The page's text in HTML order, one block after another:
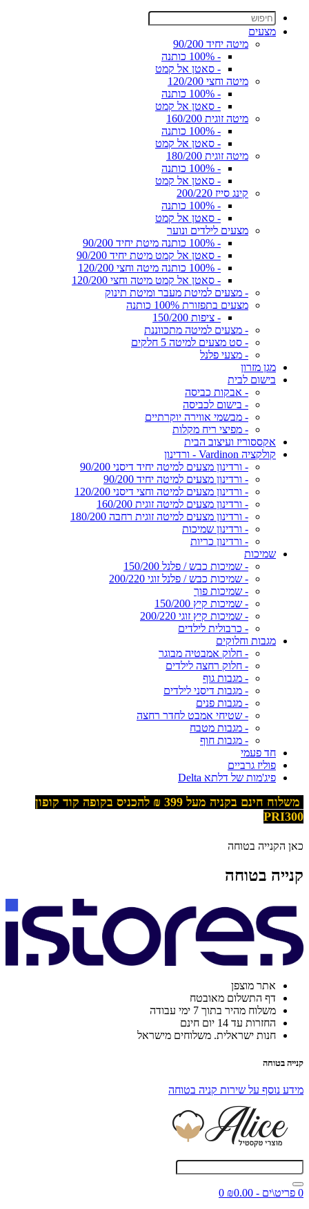
מצעים
מיטה יחיד 90/200
- 100% כותנה
- סאטן אל קמט
מיטה וחצי 120/200
- 100% כותנה
- סאטן אל קמט
מיטה זוגית 160/200
- 100% כותנה
- סאטן אל קמט
מיטה זוגית 180/200
- 100% כותנה
- סאטן אל קמט
קינג סייז 200/220
- 100% כותנה
- סאטן אל קמט
מצעים לילדים ונוער
- 100% כותנה מיטת יחיד 90/200
- סאטן אל קמט מיטת יחיד 90/200
- 100% כותנה מיטה וחצי 120/200
- סאטן אל קמט מיטה וחצי 120/200
- מצעים למיטת מעבר ומיטת תינוק
מצעים בתפזורת 100% כותנה
- ציפות 150/200
- מצעים למיטה מתכווננת
- סט מצעים למיטה 5 חלקים
- מצעי פלנל
מגן מזרון
בישום לבית
- אבקות כביסה
- בישום לכביסה
- מבשמי אווירה יוקרתיים
- מפיצי ריח מקלות
אקססוריז ועיצוב הבית
קולקציה Vardinon - ורדינון
- ורדינון מצעים למיטה יחיד דיסני 90/200
- ורדינון מצעים למיטה יחיד 90/200
- ורדינון מצעים למיטה וחצי דיסני 120/200
- ורדינון מצעים למיטה זוגית 160/200
- ורדינון מצעים למיטה זוגית רחבה 180/200
- ורדינון שמיכות
- ורדינון כריות
שמיכות
- שמיכות כבש / פלנל 150/200
- שמיכות כבש / פלנל זוגי 200/220
- שמיכות פוך
- שמיכות קיץ 150/200
- שמיכות קיץ זוגי 200/220
- כרבולית לילדים
מגבות וחלוקים
- חלוק אמבטיה מבוגר
- חלוק רחצה לילדים
- מגבות גוף
- מגבות דיסני לילדים
- מגבות פנים
- שטיחי אמבט לחדר רחצה
- מגבות מטבח
- מגבות חוף
חד פעמי
פוליז גרביים
פיג'מות של דלתא Delta
משלוח חינם בקניה מעל 399
₪ להכניס בקופה קוד קופון
PRI300
כאן הקנייה בטוחה
קנייה בטוחה
אתר מוצפן
דף התשלום מאובטח
משלוח מהיר בתוך 7 ימי עבודה
החזרות עד 14 יום חינם
חנות ישראלית. משלוחים מישראל
קנייה בטוחה
מידע נוסף על שירות קניה בטוחה
0 פריט\ים - ₪0.00
0